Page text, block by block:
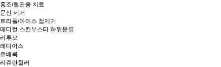
홍조/혈관종 치료
문신 제거
트리플/아이스 점제거
메디컬 스킨부스터 하위분류
리투오
레디어스
쥬베룩
리쥬란힐러